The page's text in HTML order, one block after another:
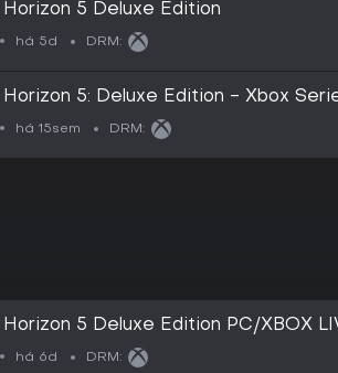
Horizon 5 Deluxe Edition
há 5d DRM:
Horizon 5: Deluxe Edition - Xbox
há 15sem DRM:
Horizon 5 Deluxe Edition PC/XBOX
há 6d DRM: